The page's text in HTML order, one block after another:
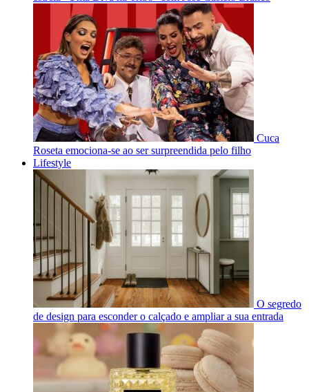
Cuca
Roseta emociona-se ao ser surpreendida pelo filho
Lifestyle
O segredo
de design para esconder o calçado e ampliar a sua entrada